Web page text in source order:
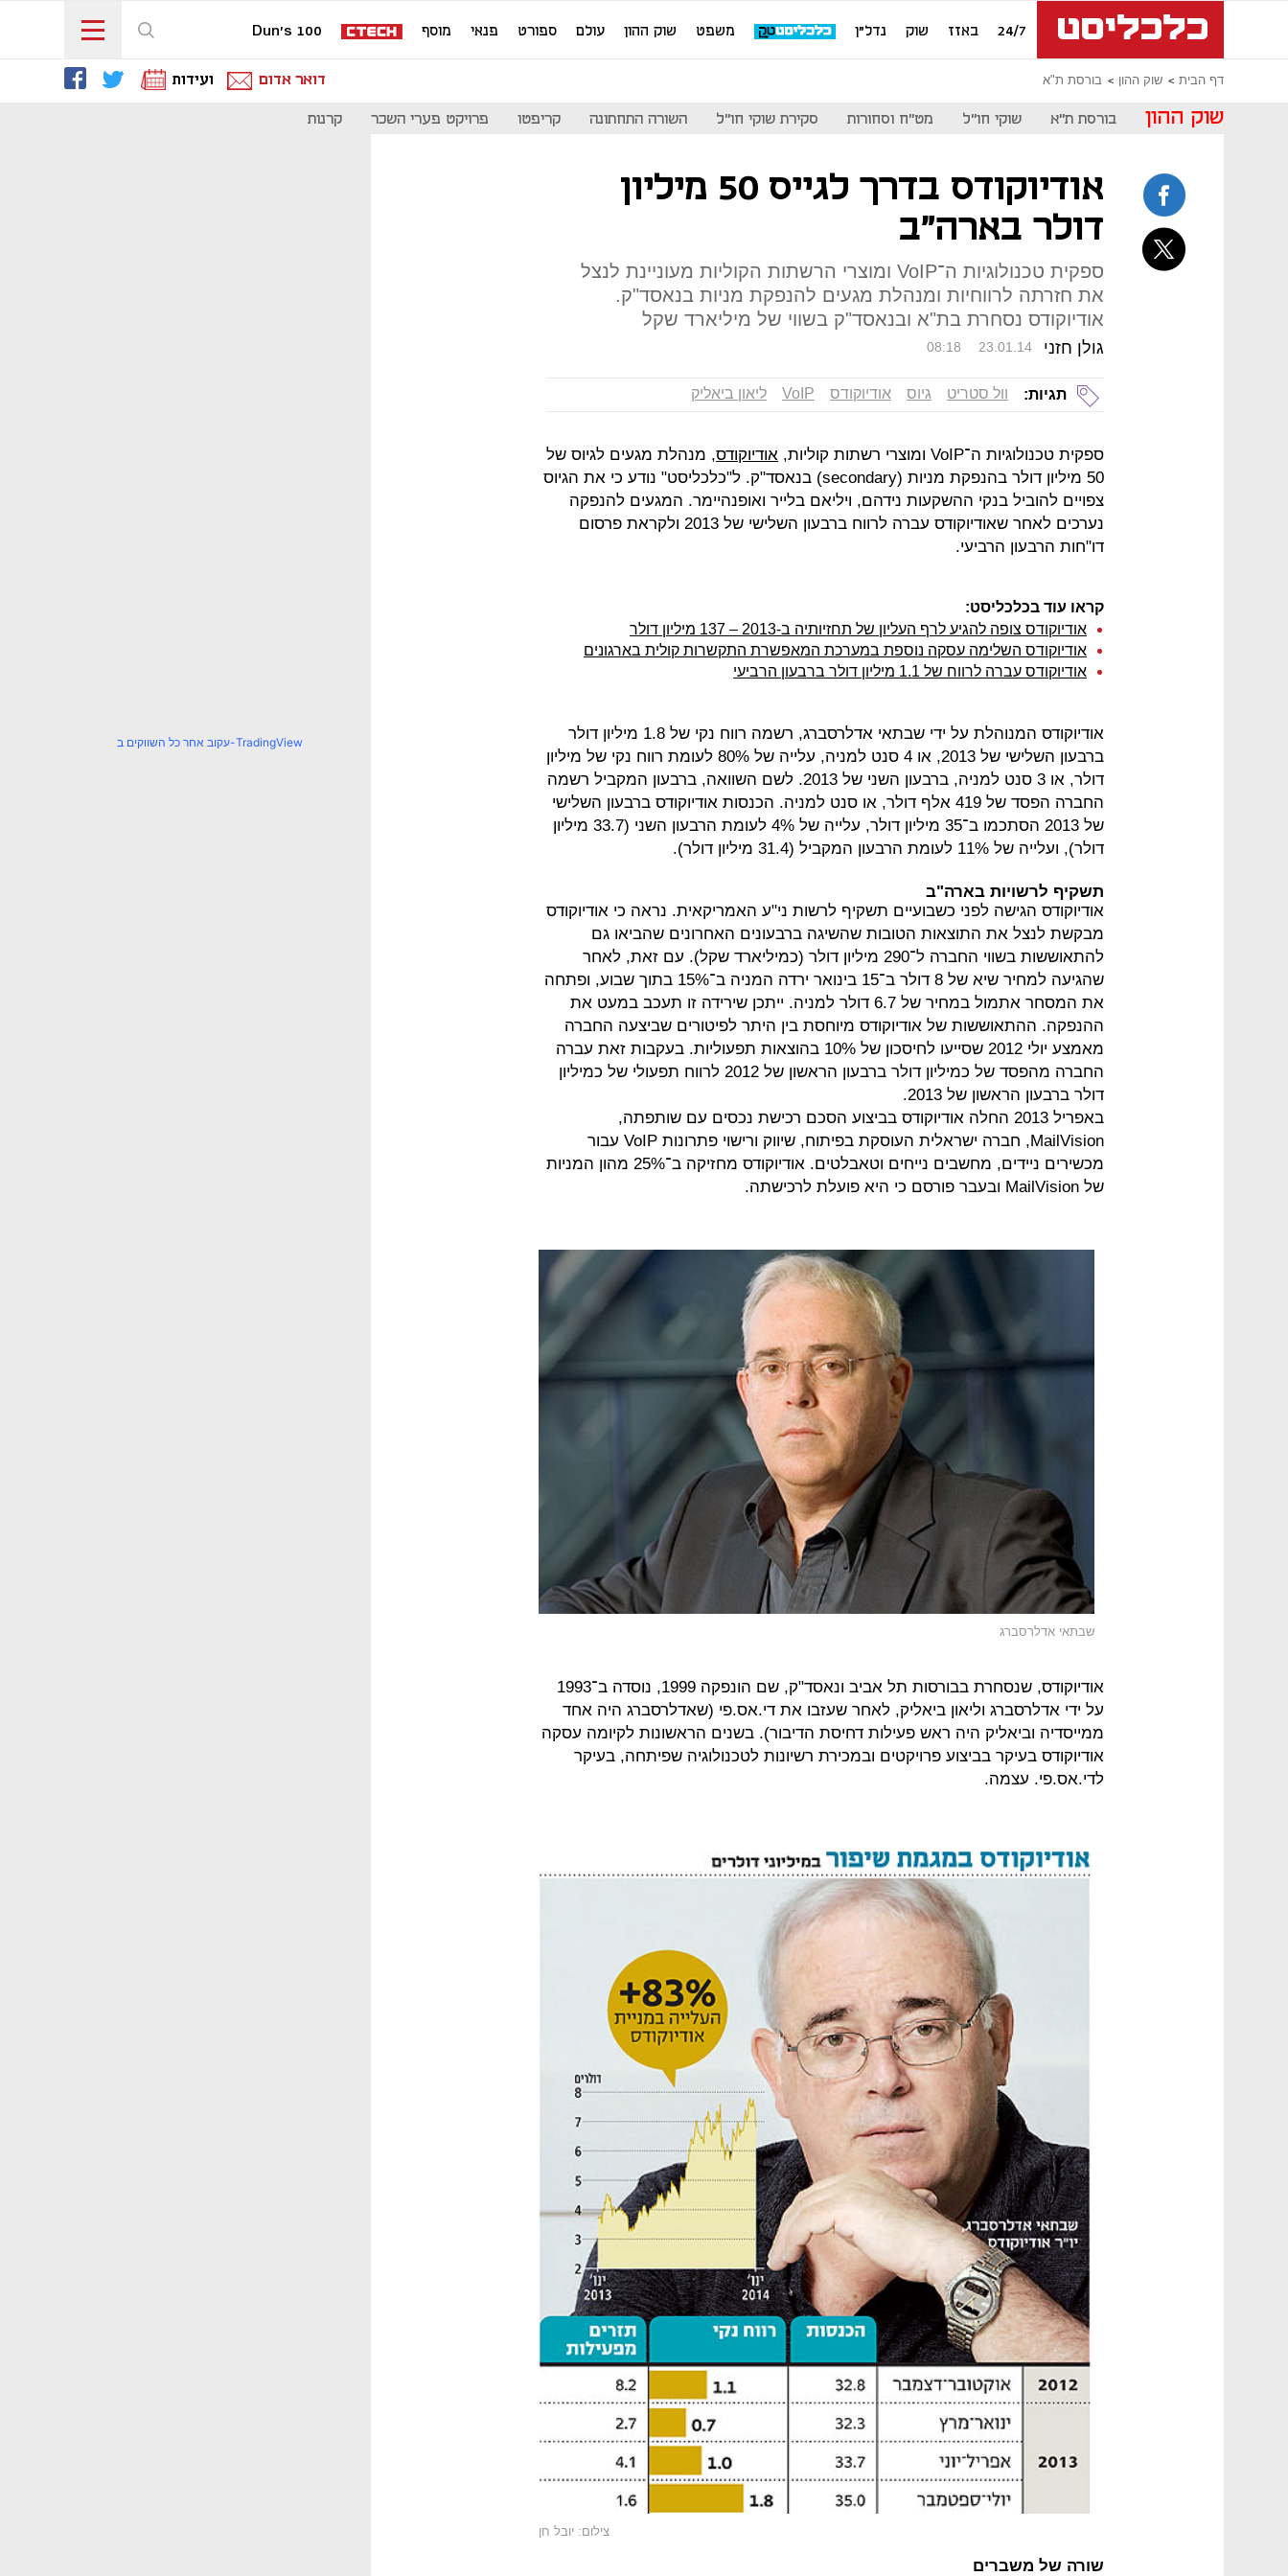
24/7 באזז שוק נדל"ן משפט שוק ההון עולם ספורט פנאי מוסף Dun's 100
דף הבית שוק ההון בורסת ת"א דואר אדום ועידות
שוק ההון בורסת ת"א שוקי חו"ל מט"ח וסחורות סקירת שוקי חו"ל השורה התחתונה קריפטו פרויקט פערי השכר קרנות
אודיוקודס בדרך לגייס 50 מיליון
דולר בארה"ב
ספקית טכנולוגיות ה־VoIP ומוצרי הרשתות הקוליות מעוניינת לנצל
את חזרתה לרווחיות ומנהלת מגעים להנפקת מניות בנאסד"ק.
אודיוקודס נסחרת בת"א ובנאסד"ק בשווי של מיליארד שקל
גולן חזני 08:18 23.01.14
תגיות: וול סטריט גיוס אודיוקודס VoIP ליאון ביאליק
ספקית טכנולוגיות ה־VoIP ומוצרי רשתות קוליות, אודיוקודס, מנהלת מגעים לגיוס של
50 מיליון דולר בהנפקת מניות (secondary) בנאסד"ק. ל"כלכליסט" נודע כי את הגיוס
צפויים להוביל בנקי ההשקעות נידהם, ויליאם בלייר ואופנהיימר. המגעים להנפקה
נערכים לאחר שאודיוקודס עברה לרווח ברבעון השלישי של 2013 ולקראת פרסום
דו"חות הרבעון הרביעי.
קראו עוד בכלכליסט:
אודיוקודס צופה להגיע לרף העליון של תחזיותיה ב-2013 – 137 מיליון דולר
אודיוקודס השלימה עסקה נוספת במערכת המאפשרת התקשרות קולית בארגונים
אודיוקודס עברה לרווח של 1.1 מיליון דולר ברבעון הרביעי
אודיוקודס המנוהלת על ידי שבתאי אדלרסברג, רשמה רווח נקי של 1.8 מיליון דולר
ברבעון השלישי של 2013, או 4 סנט למניה, עלייה של 80% לעומת רווח נקי של מיליון
דולר, או 3 סנט למניה, ברבעון השני של 2013. לשם השוואה, ברבעון המקביל רשמה
החברה הפסד של 419 אלף דולר, או סנט למניה. הכנסות אודיוקודס ברבעון השלישי
של 2013 הסתכמו ב־35 מיליון דולר, עלייה של 4% לעומת הרבעון השני (33.7 מיליון
דולר), ועלייה של 11% לעומת הרבעון המקביל (31.4 מיליון דולר).
תשקיף לרשויות בארה"ב
אודיוקודס הגישה לפני כשבועיים תשקיף לרשות ני"ע האמריקאית. נראה כי אודיוקודס
מבקשת לנצל את התוצאות הטובות שהשיגה ברבעונים האחרונים שהביאו גם
להתאוששות בשווי החברה ל־290 מיליון דולר (כמיליארד שקל). עם זאת, לאחר
שהגיעה למחיר שיא של 8 דולר ב־15 בינואר ירדה המניה ב־15% בתוך שבוע, ופתחה
את המסחר אתמול במחיר של 6.7 דולר למניה. ייתכן שירידה זו תעכב במעט את
ההנפקה. ההתאוששות של אודיוקודס מיוחסת בין היתר לפיטורים שביצעה החברה
מאמצע יולי 2012 שסייעו לחיסכון של 10% בהוצאות תפעוליות. בעקבות זאת עברה
החברה מהפסד של כמיליון דולר ברבעון הראשון של 2012 לרווח תפעולי של כמיליון
דולר ברבעון הראשון של 2013.
באפריל 2013 החלה אודיוקודס בביצוע הסכם רכישת נכסים עם שותפתה,
MailVision, חברה ישראלית העוסקת בפיתוח, שיווק ורישוי פתרונות VoIP עבור
מכשירים ניידים, מחשבים נייחים וטאבלטים. אודיוקודס מחזיקה ב־25% מהון המניות
של MailVision ובעבר פורסם כי היא פועלת לרכישתה.
שבתאי אדלרסברג
אודיוקודס, שנסחרת בבורסות תל אביב ונאסד"ק, שם הונפקה 1999, נוסדה ב־1993
על ידי אדלרסברג וליאון ביאליק, לאחר שעזבו את די.אס.פי (שאדלרסברג היה אחד
ממייסדיה וביאליק היה ראש פעילות דחיסת הדיבור). בשנים הראשונות לקיומה עסקה
אודיוקודס בעיקר בביצוע פרויקטים ובמכירת רשיונות לטכנולוגיה שפיתחה, בעיקר
לדי.אס.פי. עצמה.
צילום: יובל חן
שורה של משברים
עקוב אחר כל השווקים ב-TradingView